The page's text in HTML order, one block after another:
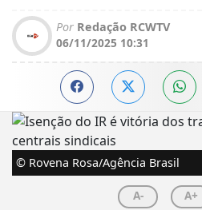
Por Redação RCWTV
06/11/2025 10:31
© Rovena Rosa/Agência Brasil
A- A+